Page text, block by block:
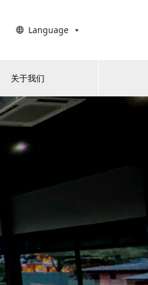
Language
关于我们